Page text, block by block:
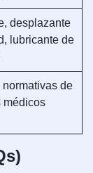
desplazante
lubricante de
de
médicos